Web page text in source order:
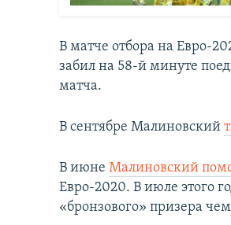
В матче отбора на Евро-
забил на 58-й минуте
матча.
В сентябре Малиновский
В июнеМалиновский
Евро-2020. В июле этого
«бронзового» призера